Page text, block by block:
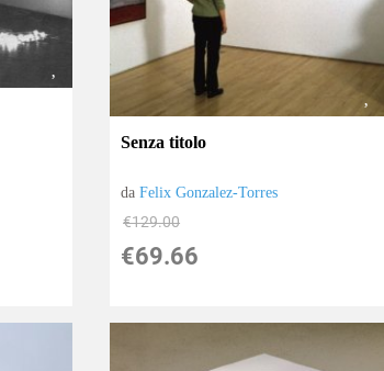
Senza titolo
daFelix Gonzalez-Torres
€129.00
€69.66